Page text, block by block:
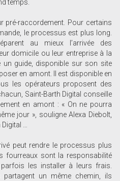
temps.
pré-raccordement. Pour certains
le processus est plus long.
au mieux l’arrivée des
domicile ou leur entreprise à la
un guide, disponible sur son site
en amont. Il est disponible en
les opérateurs proposent des
Saint-Barth Digital conseille
en amont : « On ne pourra
jour », souligne Alexa Diebolt,
…
peut rendre le processus plus
fourreaux sont la responsabilité
les installer à leurs frais.
partagent un même chemin, ils